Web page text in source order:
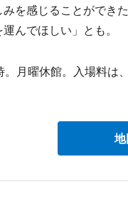
を感じることができ
んでほしい」とも。
月曜休館。入場料は